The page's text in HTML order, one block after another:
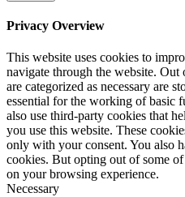
Privacy Overview
This website uses cookies to
navigate through the website. Out
are categorized as necessary are
essential for the working of basic
also use third-party cookies that
you use this website. These
only with your consent. You also
cookies. But opting out of some
on your browsing experience.
Necessary